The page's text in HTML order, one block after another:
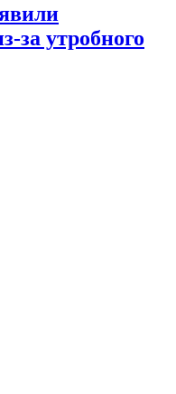
за утробного